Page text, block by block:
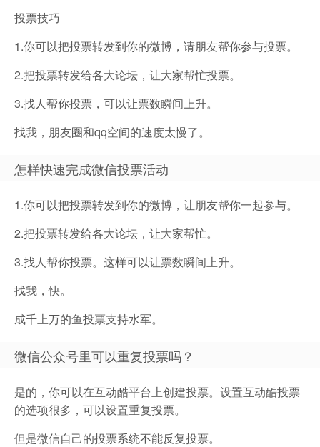
投票技巧
1.你可以把投票转发到你的微博，请朋友帮你参与投票。
2.把投票转发给各大论坛，让大家帮忙投票。
3.找人帮你投票，可以让票数瞬间上升。
找我，朋友圈和qq空间的速度太慢了。
怎样快速完成微信投票活动
1.你可以把投票转发到你的微博，让朋友帮你一起参与。
2.把投票转发给各大论坛，让大家帮忙。
3.找人帮你投票。这样可以让票数瞬间上升。
找我，快。
成千上万的鱼投票支持水军。
微信公众号里可以重复投票吗？
是的，你可以在互动酷平台上创建投票。设置互动酷投票
的选项很多，可以设置重复投票。
但是微信自己的投票系统不能反复投票。